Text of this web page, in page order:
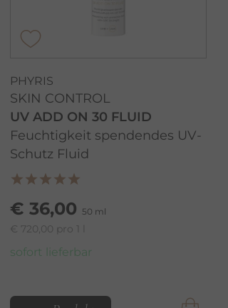
PHYRIS
SKIN CONTROL
UV ADD ON 30 FLUID
Feuchtigkeit spendendes UV-
Schutz Fluid
€ 36,00 50 ml
€ 720,00 pro 1 l
sofort lieferbar